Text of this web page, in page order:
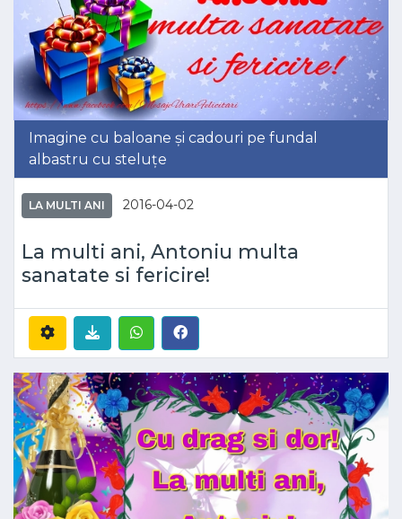
Imagine cu baloane și cadouri pe fundal
albastru cu steluțe
LA MULTI ANI 2016-04-02
La multi ani, Antoniu multa
sanatate si fericire!